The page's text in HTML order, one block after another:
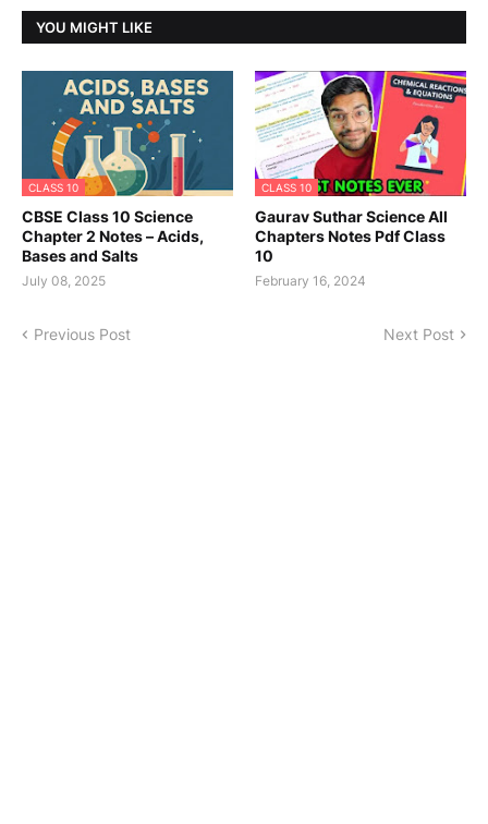
YOU MIGHT LIKE
CLASS 10
CBSE Class 10 Science
Chapter 2 Notes – Acids,
Bases and Salts
July 08, 2025
CLASS 10
Gaurav Suthar Science All
Chapters Notes Pdf Class
10
February 16, 2024
Previous Post Next Post